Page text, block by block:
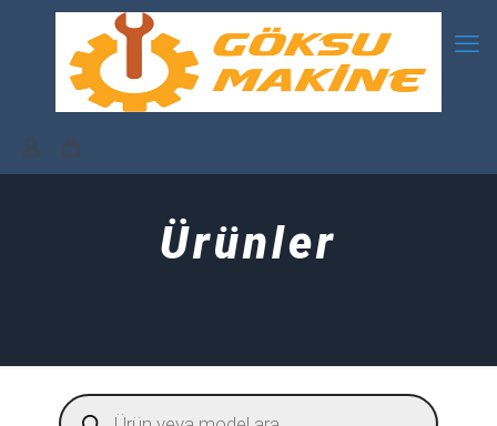
Ürünler
Products
search